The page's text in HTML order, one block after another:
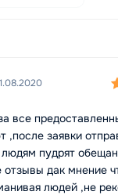
все
,после заявки
пудрят
дак мнение
людей ,не